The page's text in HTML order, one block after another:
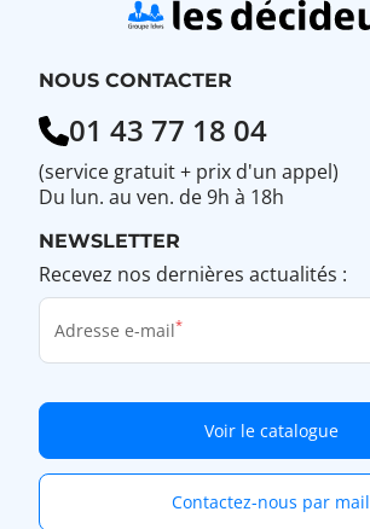
NOUS CONTACTER
01 43 77 18 04
(service gratuit + prix d'un appel)
Du lun. au ven. de 9h à 18h
NEWSLETTER
Recevez nos dernières actualités :
Adresse e-mail
Voir le catalogue
Contactez-nous par mail